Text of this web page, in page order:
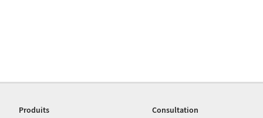
Produits
Consultation